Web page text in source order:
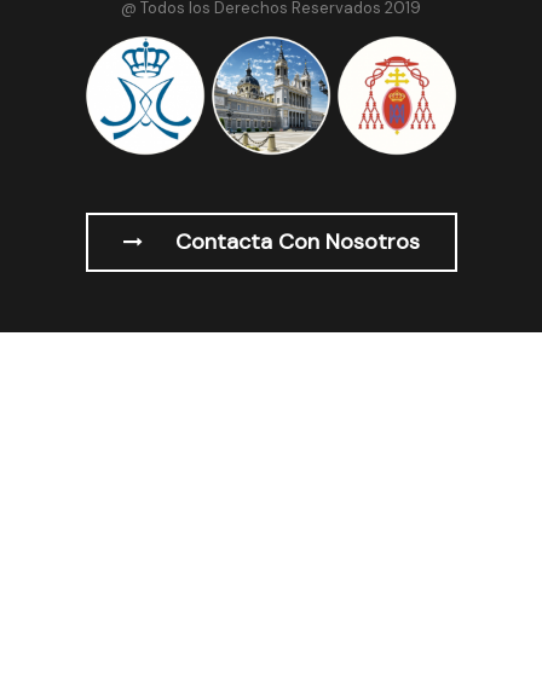
@ Todos los Derechos Reservados 2019
Contacta Con Nosotros